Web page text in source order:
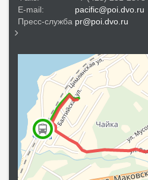
E-mail:
pacific@poi.dvo.ru
Пресс-служба pr@poi.dvo.ru